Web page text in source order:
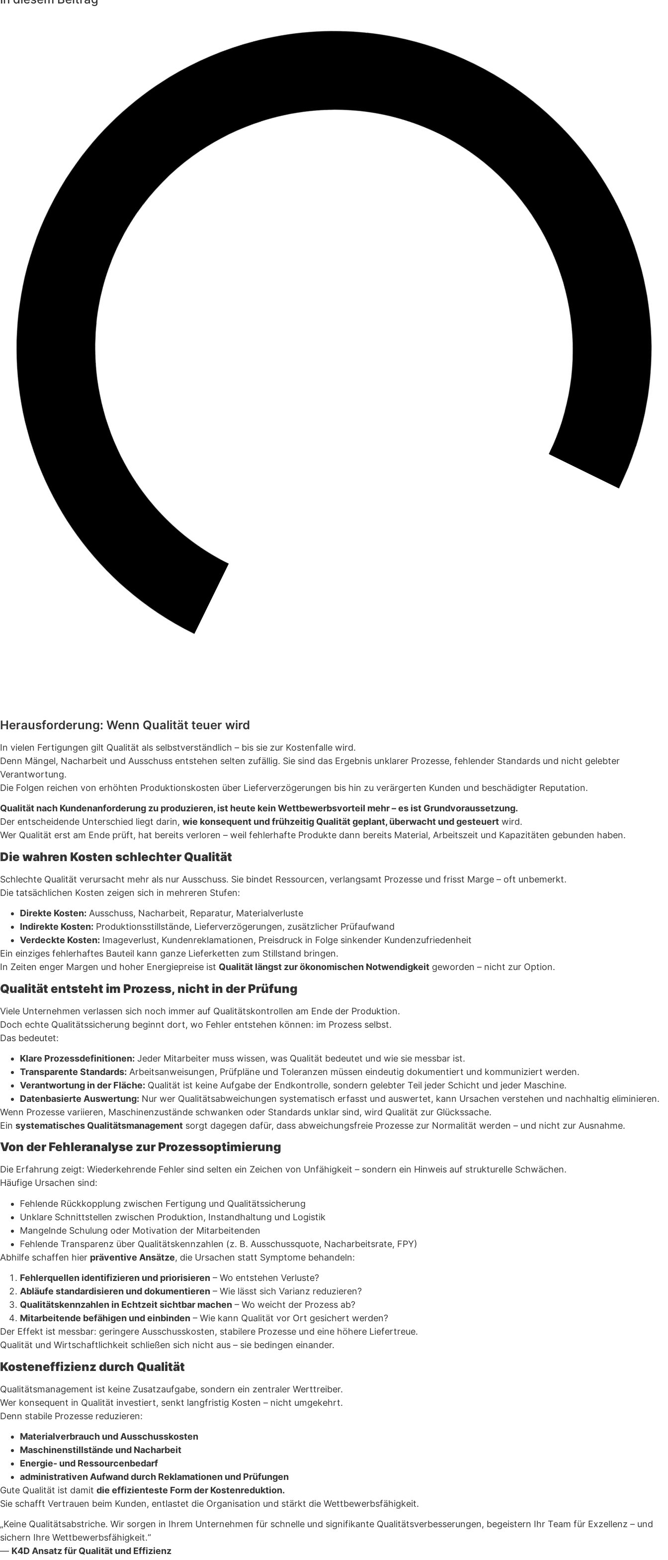
Herausforderung: Wenn Qualität teuer wird
In vielen Fertigungen gilt Qualität als selbstverständlich – bis sie zur Kostenfalle wird.
Denn Mängel, Nacharbeit und Ausschuss entstehen selten zufällig. Sie sind das Ergebnis unklarer Prozesse, fehlender Standards und nicht gelebter
Verantwortung.
Die Folgen reichen von erhöhten Produktionskosten über Lieferverzögerungen bis hin zu verärgerten Kunden und beschädigter Reputation.
Qualität nach Kundenanforderung zu produzieren, ist heute kein Wettbewerbsvorteil mehr – es ist Grundvoraussetzung.
Der entscheidende Unterschied liegt darin, wie konsequent und frühzeitig Qualität geplant, überwacht und gesteuert wird.
Wer Qualität erst am Ende prüft, hat bereits verloren – weil fehlerhafte Produkte dann bereits Material, Arbeitszeit und Kapazitäten gebunden haben.
Die wahren Kosten schlechter Qualität
Schlechte Qualität verursacht mehr als nur Ausschuss. Sie bindet Ressourcen, verlangsamt Prozesse und frisst Marge – oft unbemerkt.
Die tatsächlichen Kosten zeigen sich in mehreren Stufen:
Direkte Kosten: Ausschuss, Nacharbeit, Reparatur, Materialverluste
Indirekte Kosten: Produktionsstillstände, Lieferverzögerungen, zusätzlicher Prüfaufwand
Verdeckte Kosten: Imageverlust, Kundenreklamationen, Preisdruck in Folge sinkender Kundenzufriedenheit
Ein einziges fehlerhaftes Bauteil kann ganze Lieferketten zum Stillstand bringen.
In Zeiten enger Margen und hoher Energiepreise ist Qualität längst zur ökonomischen Notwendigkeit geworden – nicht zur Option.
Qualität entsteht im Prozess, nicht in der Prüfung
Viele Unternehmen verlassen sich noch immer auf Qualitätskontrollen am Ende der Produktion.
Doch echte Qualitätssicherung beginnt dort, wo Fehler entstehen können: im Prozess selbst.
Das bedeutet:
Klare Prozessdefinitionen: Jeder Mitarbeiter muss wissen, was Qualität bedeutet und wie sie messbar ist.
Transparente Standards: Arbeitsanweisungen, Prüfpläne und Toleranzen müssen eindeutig dokumentiert und kommuniziert werden.
Verantwortung in der Fläche: Qualität ist keine Aufgabe der Endkontrolle, sondern gelebter Teil jeder Schicht und jeder Maschine.
Datenbasierte Auswertung: Nur wer Qualitätsabweichungen systematisch erfasst und auswertet, kann Ursachen verstehen und nachhaltig eliminieren.
Wenn Prozesse variieren, Maschinenzustände schwanken oder Standards unklar sind, wird Qualität zur Glückssache.
Ein systematisches Qualitätsmanagement sorgt dagegen dafür, dass abweichungsfreie Prozesse zur Normalität werden – und nicht zur Ausnahme.
Von der Fehleranalyse zur Prozessoptimierung
Die Erfahrung zeigt: Wiederkehrende Fehler sind selten ein Zeichen von Unfähigkeit – sondern ein Hinweis auf strukturelle Schwächen.
Häufige Ursachen sind:
Fehlende Rückkopplung zwischen Fertigung und Qualitätssicherung
Unklare Schnittstellen zwischen Produktion, Instandhaltung und Logistik
Mangelnde Schulung oder Motivation der Mitarbeitenden
Fehlende Transparenz über Qualitätskennzahlen (z. B. Ausschussquote, Nacharbeitsrate, FPY)
Abhilfe schaffen hier präventive Ansätze, die Ursachen statt Symptome behandeln:
Fehlerquellen identifizieren und priorisieren – Wo entstehen Verluste?
Abläufe standardisieren und dokumentieren – Wie lässt sich Varianz reduzieren?
Qualitätskennzahlen in Echtzeit sichtbar machen – Wo weicht der Prozess ab?
Mitarbeitende befähigen und einbinden – Wie kann Qualität vor Ort gesichert werden?
Der Effekt ist messbar: geringere Ausschusskosten, stabilere Prozesse und eine höhere Liefertreue.
Qualität und Wirtschaftlichkeit schließen sich nicht aus – sie bedingen einander.
Kosteneffizienz durch Qualität
Qualitätsmanagement ist keine Zusatzaufgabe, sondern ein zentraler Werttreiber.
Wer konsequent in Qualität investiert, senkt langfristig Kosten – nicht umgekehrt.
Denn stabile Prozesse reduzieren:
Materialverbrauch und Ausschusskosten
Maschinenstillstände und Nacharbeit
Energie- und Ressourcenbedarf
administrativen Aufwand durch Reklamationen und Prüfungen
Gute Qualität ist damit die effizienteste Form der Kostenreduktion.
Sie schafft Vertrauen beim Kunden, entlastet die Organisation und stärkt die Wettbewerbsfähigkeit.
„Keine Qualitätsabstriche. Wir sorgen in Ihrem Unternehmen für schnelle und signifikante Qualitätsverbesserungen, begeistern Ihr Team für Exzellenz – und
sichern Ihre Wettbewerbsfähigkeit.“
— K4D Ansatz für Qualität und Effizienz